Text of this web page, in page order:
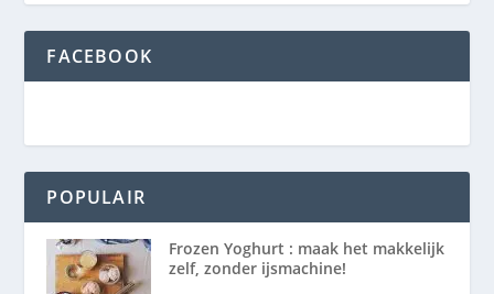
FACEBOOK
POPULAIR
Frozen Yoghurt : maak het makkelijk
zelf, zonder ijsmachine!